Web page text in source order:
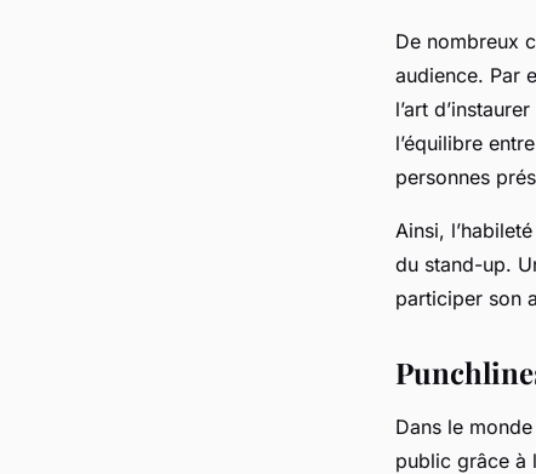
De nombreux
audience. Par
l’art
l’équilibre
personnes
Ainsi,
du stand-up.
participer son
Dans le
public grâce à